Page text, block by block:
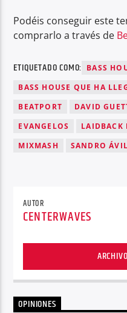
Podéis conseguir este
comprarlo a través de
ETIQUETADO COMO: BASS
BASS HOUSE QUE HA
BEATPORT
DAVID
EVANGELOS
LAIDBACK
MIXMASH
SANDRO
AUTOR
CENTERWAVES
OPINIONES